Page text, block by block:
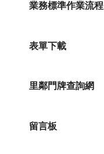
業務標準作業流程
表單下載
里鄰門牌查詢網
留言板